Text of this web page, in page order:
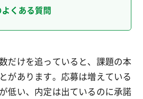
くある質問
だけを追っていると、課題の本
があります。応募は増えている
低い、内定は出ているのに承諾